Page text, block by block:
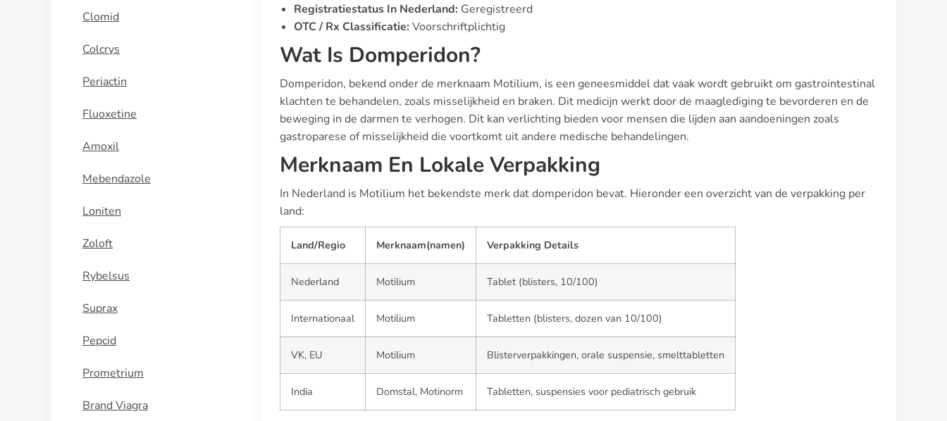
Clomid
Colcrys
Periactin
Fluoxetine
Amoxil
Mebendazole
Loniten
Zoloft
Rybelsus
Suprax
Pepcid
Prometrium
Brand Viagra
Registratiestatus In Nederland: Geregistreerd
OTC / Rx Classificatie:Voorschriftplichtig
Wat Is Domperidon?
Domperidon, bekend onder de merknaam Motilium, is een geneesmiddel dat vaak wordt gebruikt om gastrointestinal
klachten te behandelen, zoals misselijkheid en braken. Dit medicijn werkt door de maaglediging te bevorderen en de
beweging in de darmen te verhogen. Dit kan verlichting bieden voor mensen die lijden aan aandoeningen zoals
gastroparese of misselijkheid die voortkomt uit andere medische behandelingen.
Merknaam En Lokale Verpakking
In Nederland is Motilium het bekendste merk dat domperidon bevat. Hieronder een overzicht van de verpakking per
land:
Land/Regio Merknaam(namen) Verpakking Details
Nederland Motilium Tablet (blisters, 10/100)
Internationaal Motilium Tabletten (blisters, dozen van 10/100)
VK, EU Motilium Blisterverpakkingen, orale suspensie, smelttabletten
India Domstal, Motinorm Tabletten, suspensies voor pediatrisch gebruik